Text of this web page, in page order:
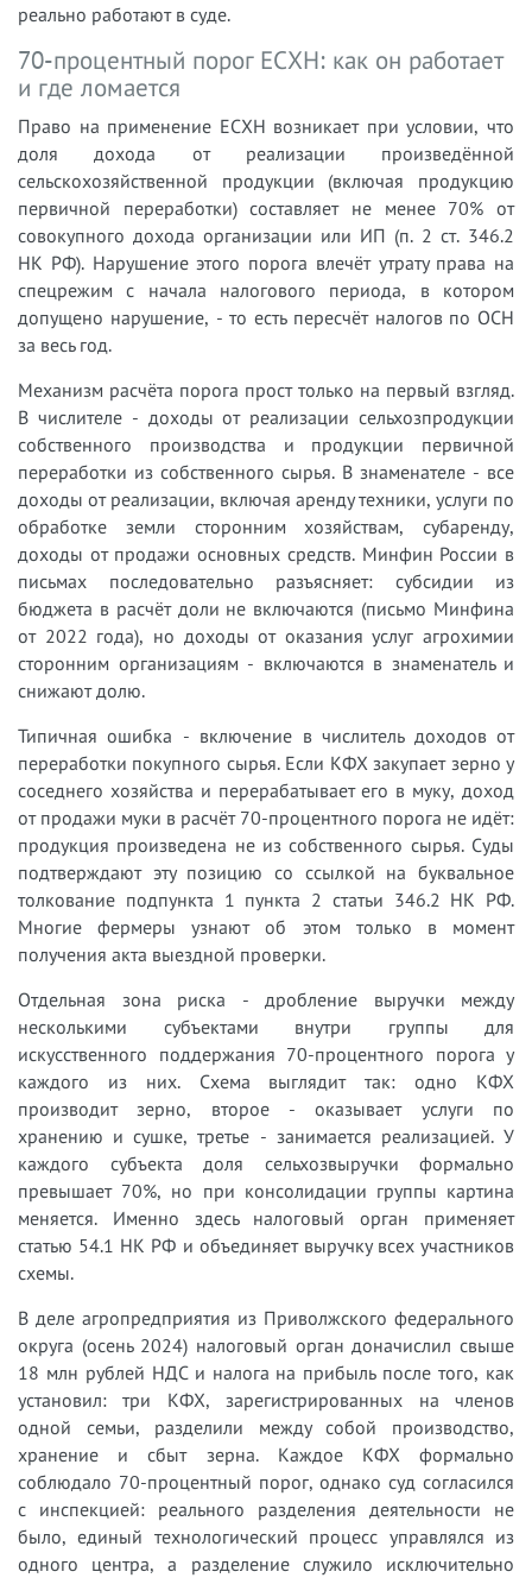
реально работают в суде.
70-процентный порог ЕСХН: как он работает
и где ломается
Право на применение ЕСХН возникает при условии, что
доля дохода от реализации произведённой
сельскохозяйственной продукции (включая продукцию
первичной переработки) составляет не менее 70% от
совокупного дохода организации или ИП (п. 2 ст. 346.2
НК РФ). Нарушение этого порога влечёт утрату права на
спецрежим с начала налогового периода, в котором
допущено нарушение, - то есть пересчёт налогов по ОСН
за весь год.
Механизм расчёта порога прост только на первый взгляд.
В числителе - доходы от реализации сельхозпродукции
собственного производства и продукции первичной
переработки из собственного сырья. В знаменателе - все
доходы от реализации, включая аренду техники, услуги по
обработке земли сторонним хозяйствам, субаренду,
доходы от продажи основных средств. Минфин России в
письмах последовательно разъясняет: субсидии из
бюджета в расчёт доли не включаются (письмо Минфина
от 2022 года), но доходы от оказания услуг агрохимии
сторонним организациям - включаются в знаменатель и
снижают долю.
Типичная ошибка - включение в числитель доходов от
переработки покупного сырья. Если КФХ закупает зерно у
соседнего хозяйства и перерабатывает его в муку, доход
от продажи муки в расчёт 70-процентного порога не идёт:
продукция произведена не из собственного сырья. Суды
подтверждают эту позицию со ссылкой на буквальное
толкование подпункта 1 пункта 2 статьи 346.2 НК РФ.
Многие фермеры узнают об этом только в момент
получения акта выездной проверки.
Отдельная зона риска - дробление выручки между
несколькими субъектами внутри группы для
искусственного поддержания 70-процентного порога у
каждого из них. Схема выглядит так: одно КФХ
производит зерно, второе - оказывает услуги по
хранению и сушке, третье - занимается реализацией. У
каждого субъекта доля сельхозвыручки формально
превышает 70%, но при консолидации группы картина
меняется. Именно здесь налоговый орган применяет
статью 54.1 НК РФ и объединяет выручку всех участников
схемы.
В деле агропредприятия из Приволжского федерального
округа (осень 2024) налоговый орган доначислил свыше
18 млн рублей НДС и налога на прибыль после того, как
установил: три КФХ, зарегистрированных на членов
одной семьи, разделили между собой производство,
хранение и сбыт зерна. Каждое КФХ формально
соблюдало 70-процентный порог, однако суд согласился
с инспекцией: реального разделения деятельности не
было, единый технологический процесс управлялся из
одного центра, а разделение служило исключительно